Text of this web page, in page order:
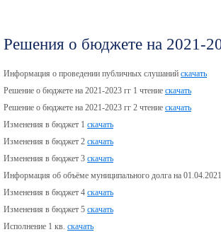
Решения о бюджете на 2021-
Информация о проведении публичных слушаний скачать
Решение о бюджете на 2021-2023 гг 1 чтение скачать
Решение о бюджете на 2021-2023 гг 2 чтение скачать
Изменения в бюджет 1 скачать
Изменения в бюджет 2 скачать
Изменения в бюджет 3 скачать
Информация об объёме муниципального долга на 01.04.2021
Изменения в бюджет 4 скачать
Изменения в бюджет 5 скачать
Исполнение 1 кв. скачать